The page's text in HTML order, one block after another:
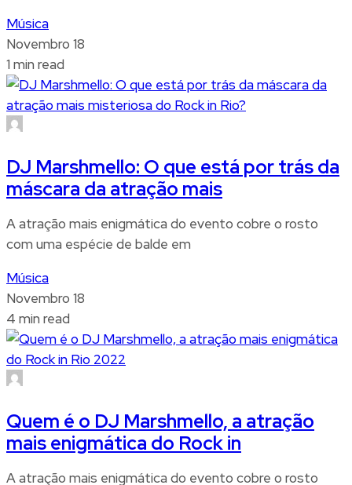
Música
Novembro 18
1 min read
DJ Marshmello: O que está por trás da
máscara da atração mais
A atração mais enigmática do evento cobre o rosto
com uma espécie de balde em
Música
Novembro 18
4 min read
Quem é o DJ Marshmello, a atração
mais enigmática do Rock in
A atração mais enigmática do evento cobre o rosto